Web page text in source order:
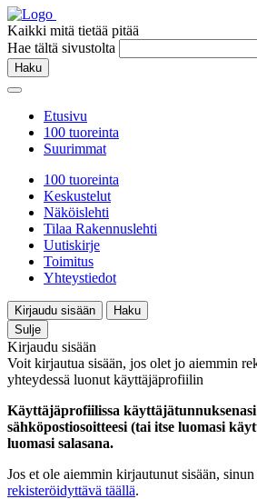
Kaikki mitä tietää pitää
Hae tältä sivustolta
Haku
Etusivu
100 tuoreinta
Suurimmat
100 tuoreinta
Keskustelut
Näköislehti
Tilaa Rakennuslehti
Uutiskirje
Toimitus
Yhteystiedot
Kirjaudu sisään
Haku
Sulje
Kirjaudu sisään
Voit kirjautua sisään, jos olet jo aiemmin
yhteydessä luonut käyttäjäprofiilin
Käyttäjäprofiilissa
sähköpostiosoitteesi (tai itse luomasi
luomasi salasana.
Jos et ole aiemmin kirjautunut sisään, sinun
rekisteröidyttävä täällä.